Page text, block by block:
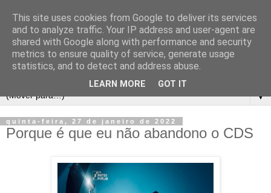
▼
quinta-feira, 27 de janeiro de 2022
Porque é que eu não abandono o CDS
This site uses cookies from Google to deliver its services
and to analyze traffic. Your IP address and user-agent are
shared with Google along with performance and security
metrics to ensure quality of service, generate usage
statistics, and to detect and address abuse.
LEARN MORE GOT IT